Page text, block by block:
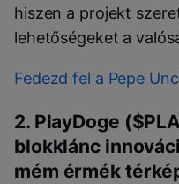
hiszen a projekt
lehetőségeket a
Fedezd fel a Pepe
2. PlayDoge
blokklánc
mém érmék